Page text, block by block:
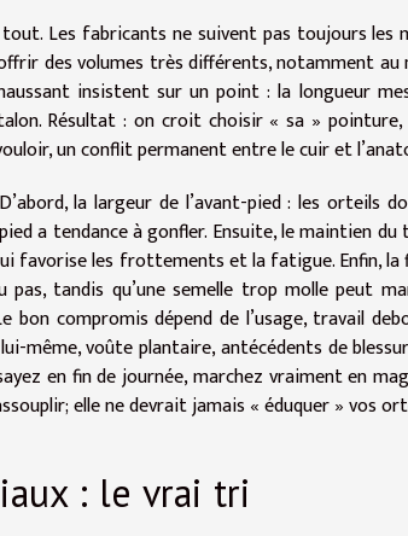
tout. Les fabricants ne suivent pas toujours
des volumes très différents, notamment au
insistent sur un point : la longueur
Résultat : on croit choisir « sa »
un conflit permanent entre le cuir et
la largeur de l’avant-pied : les orteils
a tendance à gonfler. Ensuite, le maintien du
favorise les frottements et la fatigue. Enfin, la
tandis qu’une semelle trop molle peut
compromis dépend de l’usage, travail
même, voûte plantaire, antécédents de
en fin de journée, marchez vraiment en
elle ne devrait jamais « éduquer » vos
: le vrai tri